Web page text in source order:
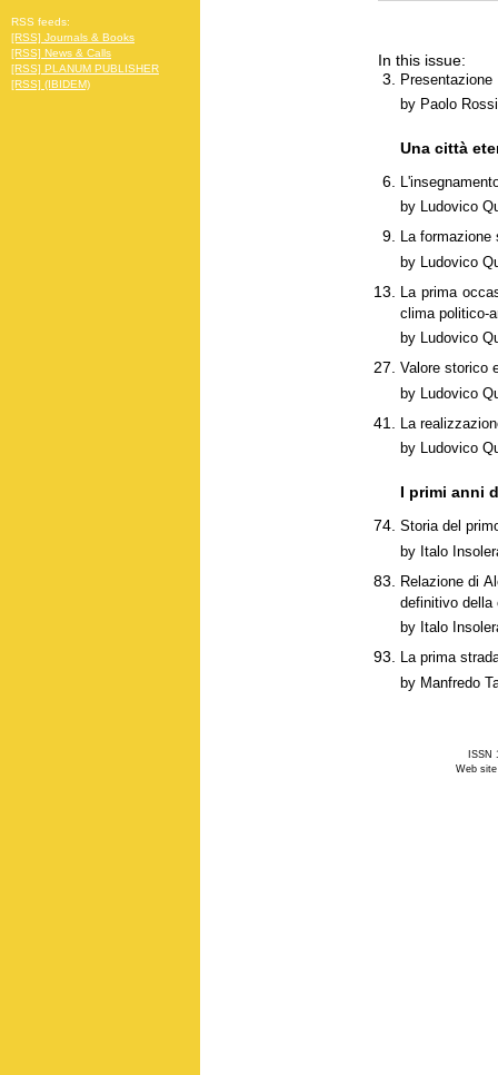
In this issue:
Presentazione
by Paolo
Una città
by Ludovico
La formazione
by Ludovico
La prima
clima politico-
by Ludovico
Valore storico
by Ludovico
La
by Ludovico
I primi anni
Storia del
by Italo
Relazione di
definitivo della
by Italo
La prima
by Manfredo
RSS feeds:
[RSS] Journals & Books
[RSS] News & Calls
[RSS] PLANUM PUBLISHER
[RSS] (IBIDEM)
ISSN
Web